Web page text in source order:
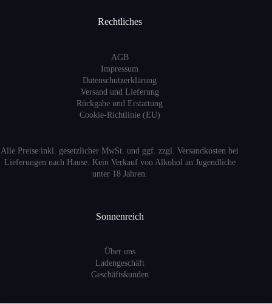
Rechtliches
AGB
Impressum
Datenschutzerklärung
Versand und Lieferung
Rückgabe und Erstattung
Cookie-Richtlinie (EU)
Alle Preise inkl. gesetzlicher MwSt. und ggf. zzgl. Versandkosten bei
Lieferungen nach Hause. Kein Verkauf von Alkohol an Jugendliche
unter 18 Jahren.
Sonnenreich
Über uns
Ladengeschäft
Geschäftskunden